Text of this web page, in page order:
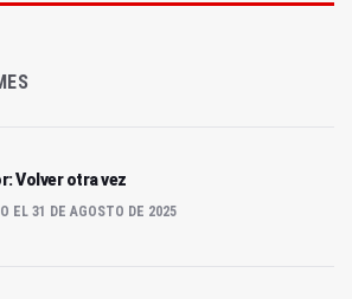
Volver otra vez
EL 31 DE AGOSTO DE 2025